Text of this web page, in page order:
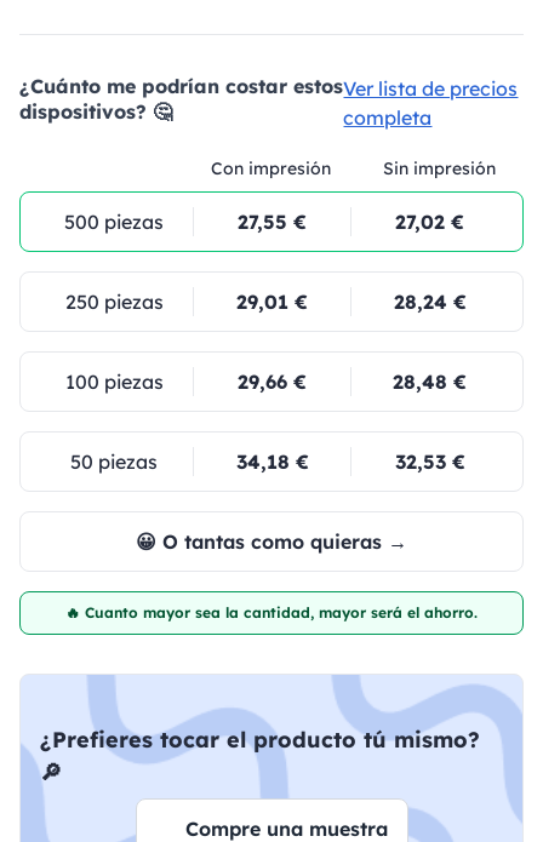
¿Cuánto me podrían costar estos
dispositivos? 🤔
Ver lista de precios
completa
Con impresión Sin impresión
500 piezas 27,55 € 27,02 €
250 piezas 29,01 € 28,24 €
100 piezas 29,66 € 28,48 €
50 piezas 34,18 € 32,53 €
😀 O tantas como quieras →
🔥 Cuanto mayor sea la cantidad, mayor será el ahorro.
¿Prefieres tocar el producto tú mismo?
🔎
Compre una muestra